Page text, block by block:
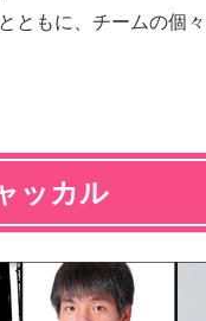
ともに、チームの個
ッカル